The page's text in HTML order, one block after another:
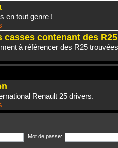
en tout genre !
casses contenant des R25
à référencer des R25
Renault 25 drivers.
Mot de passe: